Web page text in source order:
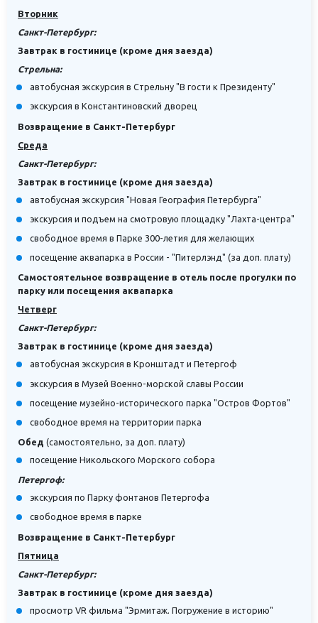
Вторник
Санкт-Петербург:
Завтрак в гостинице (кроме дня заезда)
Стрельна:
автобусная экскурсия в Стрельну "В гости к Президенту"
экскурсия в Константиновский дворец
Возвращение в Санкт-Петербург
Среда
Санкт-Петербург:
Завтрак в гостинице (кроме дня заезда)
автобусная экскурсия "Новая География Петербурга"
экскурсия и подъем на смотровую площадку "Лахта-центра"
свободное время в Парке 300-летия для желающих
посещение аквапарка в России - "Питерлэнд" (за доп. плату)
Самостоятельное возвращение в отель после прогулки по
парку или посещения аквапарка
Четверг
Санкт-Петербург:
Завтрак в гостинице (кроме дня заезда)
автобусная экскурсия в Кронштадт и Петергоф
экскурсия в Музей Военно-морской славы России
посещение музейно-исторического парка "Остров Фортов"
свободное время на территории парка
Обед (самостоятельно, за доп. плату)
посещение Никольского Морского собора
Петергоф:
экскурсия по Парку фонтанов Петергофа
свободное время в парке
Возвращение в Санкт-Петербург
Пятница
Санкт-Петербург:
Завтрак в гостинице (кроме дня заезда)
просмотр VR фильма "Эрмитаж. Погружение в историю"